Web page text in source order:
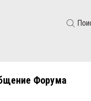
Форума